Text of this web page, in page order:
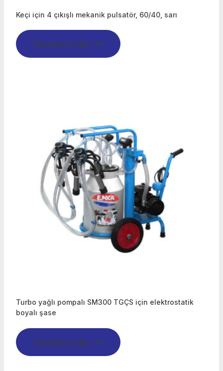
Keçi için 4 çıkışlı mekanik pulsatör, 60/40, sarı
Devamını oku
Turbo yağlı pompalı SM300 TGÇS için elektrostatik
boyalı şase
Devamını oku